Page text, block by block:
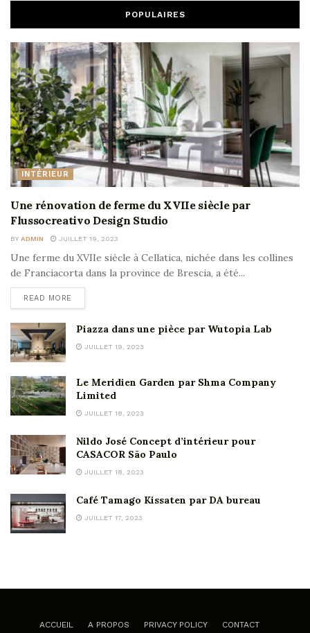
POPULAIRES
INTÉRIEUR
Une rénovation de ferme du XVIIe siècle par
Flussocreativo Design Studio
BY ADMIN JUILLET 19, 2023
Une ferme du XVIIe siècle à Cellatica, nichée dans les collines
de Franciacorta dans la province de Brescia, a été...
READ MORE
Piazza dans une pièce par Wutopia Lab
JUILLET 19, 2023
Le Meridien Garden par Shma Company
Limited
JUILLET 18, 2023
Nildo José Concept d’intérieur pour
CASACOR São Paulo
JUILLET 18, 2023
Café Tamago Kissaten par DA bureau
JUILLET 17, 2023
ACCUEIL A PROPOS PRIVACY POLICY CONTACT